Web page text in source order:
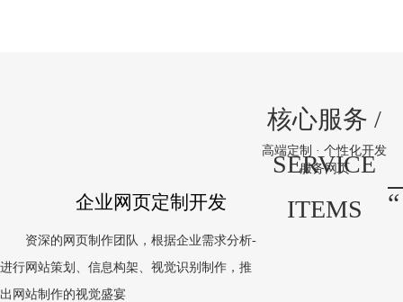
“
核心服务 /
SERVICE
ITEMS
高端定制 · 个性化开发
服务网页
企业网页定制开发
资深的网页制作团队，根据企业需求分析-
进行网站策划、信息构架、视觉识别制作，推
出网站制作的视觉盛宴